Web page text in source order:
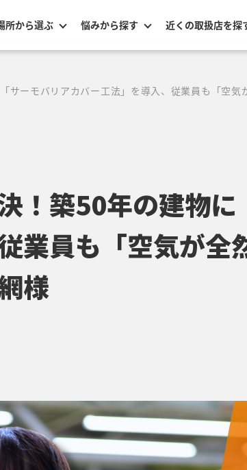
所から選ぶ 悩みから探す 近くの取扱店を探
サーモバリアカバー工法」を導入、従業員も「空
！築50年の建物に
業員も「空気が全
様